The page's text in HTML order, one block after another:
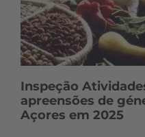
Inspeção
apreensões de
Açores em 2025